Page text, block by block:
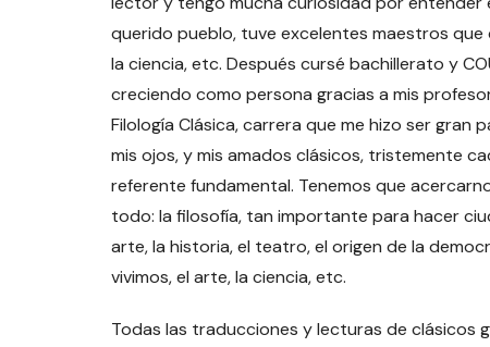
querido pueblo, tuve excelentes maestros
la ciencia, etc. Después cursé bachillerato y
creciendo como persona gracias a mis
Filología Clásica, carrera que me hizo ser gran
mis ojos, y mis amados clásicos, tristemente
referente fundamental. Tenemos que
todo: la filosofía, tan importante para hacer
arte, la historia, el teatro, el origen de la
vivimos, el arte, la ciencia, etc.
Todas las traducciones y lecturas de clásicos